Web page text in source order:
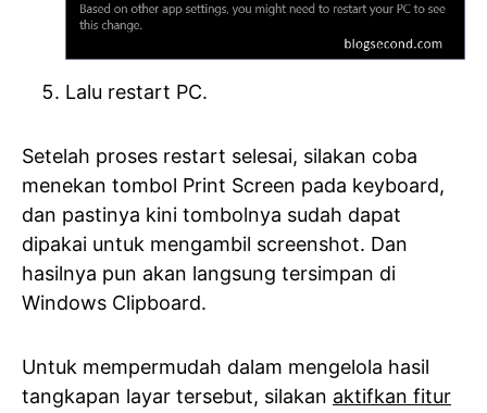
Lalu restart PC.
Setelah proses restart selesai, silakan coba
menekan tombol Print Screen pada keyboard,
dan pastinya kini tombolnya sudah dapat
dipakai untuk mengambil screenshot. Dan
hasilnya pun akan langsung tersimpan di
Windows Clipboard.
Untuk mempermudah dalam mengelola hasil
tangkapan layar tersebut, silakan aktifkan fitur